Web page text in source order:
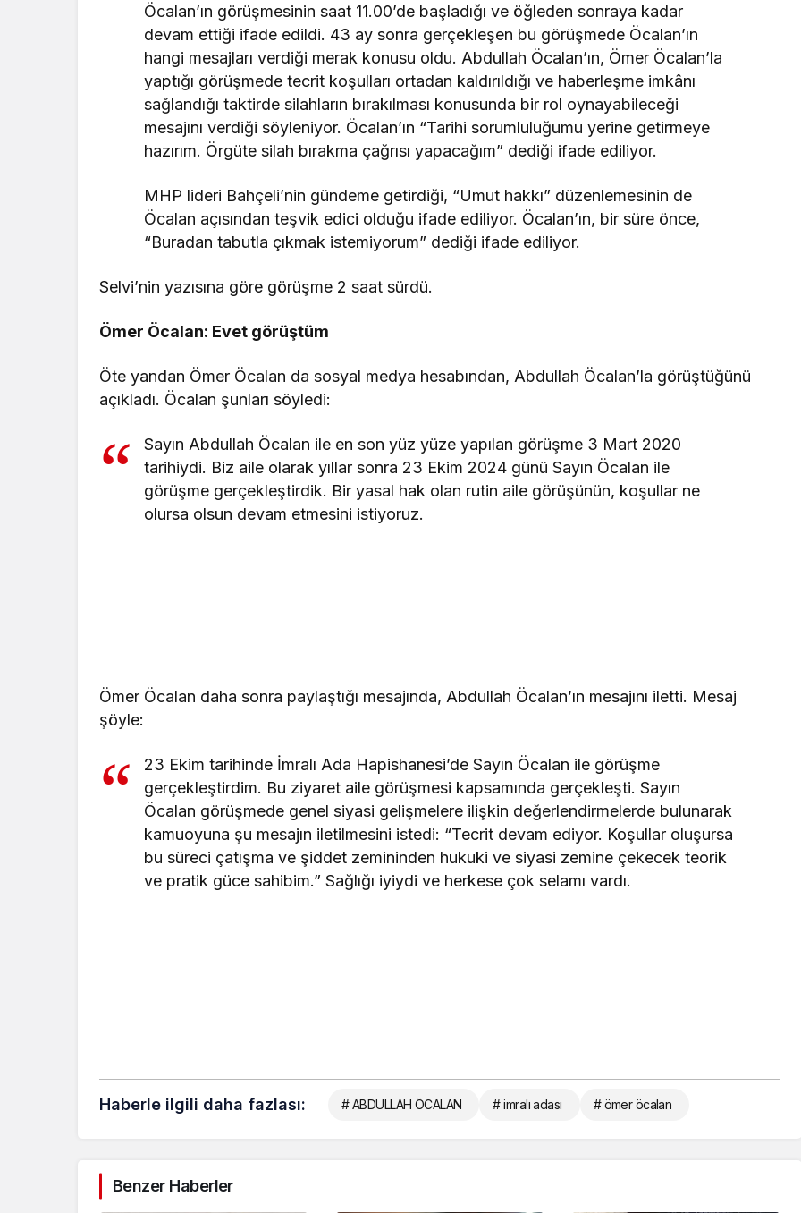
Öcalan’ın görüşmesinin saat 11.00’de başladığı ve öğleden sonraya kadar
devam ettiği ifade edildi. 43 ay sonra gerçekleşen bu görüşmede Öcalan’ın
hangi mesajları verdiği merak konusu oldu. Abdullah Öcalan’ın, Ömer Öcalan’la
yaptığı görüşmede tecrit koşulları ortadan kaldırıldığı ve haberleşme imkânı
sağlandığı taktirde silahların bırakılması konusunda bir rol oynayabileceği
mesajını verdiği söyleniyor. Öcalan’ın “Tarihi sorumluluğumu yerine getirmeye
hazırım. Örgüte silah bırakma çağrısı yapacağım” dediği ifade ediliyor.
MHP lideri Bahçeli’nin gündeme getirdiği, “Umut hakkı” düzenlemesinin de
Öcalan açısından teşvik edici olduğu ifade ediliyor. Öcalan’ın, bir süre önce,
“Buradan tabutla çıkmak istemiyorum” dediği ifade ediliyor.
Selvi’nin yazısına göre görüşme 2 saat sürdü.
Ömer Öcalan: Evet görüştüm
Öte yandan Ömer Öcalan da sosyal medya hesabından, Abdullah Öcalan’la görüştüğünü
açıkladı. Öcalan şunları söyledi:
Sayın Abdullah Öcalan ile en son yüz yüze yapılan görüşme 3 Mart 2020
tarihiydi. Biz aile olarak yıllar sonra 23 Ekim 2024 günü Sayın Öcalan ile
görüşme gerçekleştirdik. Bir yasal hak olan rutin aile görüşünün, koşullar ne
olursa olsun devam etmesini istiyoruz.
Ömer Öcalan daha sonra paylaştığı mesajında, Abdullah Öcalan’ın mesajını iletti. Mesaj
şöyle:
23 Ekim tarihinde İmralı Ada Hapishanesi’de Sayın Öcalan ile görüşme
gerçekleştirdim. Bu ziyaret aile görüşmesi kapsamında gerçekleşti. Sayın
Öcalan görüşmede genel siyasi gelişmelere ilişkin değerlendirmelerde bulunarak
kamuoyuna şu mesajın iletilmesini istedi: “Tecrit devam ediyor. Koşullar oluşursa
bu süreci çatışma ve şiddet zemininden hukuki ve siyasi zemine çekecek teorik
ve pratik güce sahibim.” Sağlığı iyiydi ve herkese çok selamı vardı.
Haberle ilgili daha fazlası: # ABDULLAH ÖCALAN # imralı adası # ömer öcalan
Benzer Haberler